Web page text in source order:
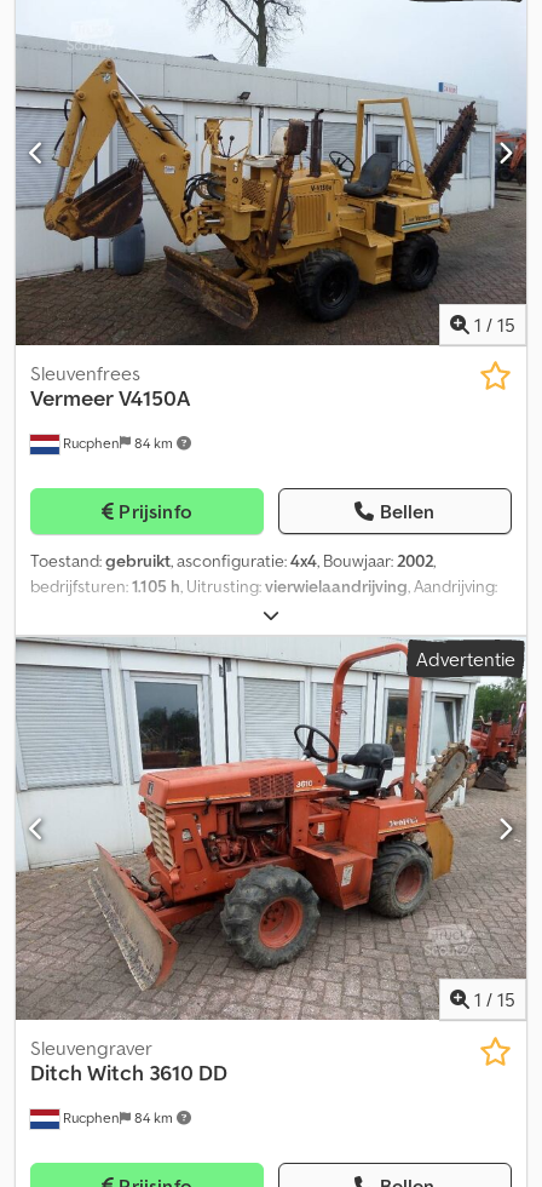
1 / 15
Rucphen 84 km
Sleuvenfrees
VermeerV4150A
Prijsinfo Bellen
Toestand:gebruikt, asconfiguratie:4x4, Bouwjaar:2002,
bedrijfsturen:1.105 h, Uitrusting:vierwielaandrijving, Aandrijving:
Wiel Dsdpfxoydmz Uj Aa Isck Motormerk: Deutz Neem contact op
met J.A.J. Jansen voor meer informatie.
Advertentie
1 / 15
Rucphen 84 km
Sleuvengraver
Ditch Witch 3610 DD